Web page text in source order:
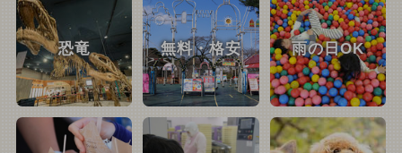
恐竜 無料・格安 雨の日OK